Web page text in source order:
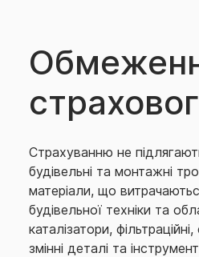
Страхуванню не
будiвельнi та монтажнi
матеріали, що
будівельної техніки та
каталізатори,
змінні деталі та